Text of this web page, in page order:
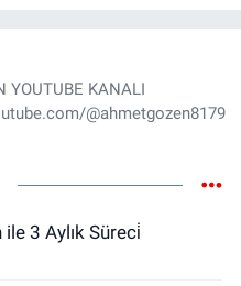
YOUTUBE KANALI
@ahmetgozen8179
3 Aylık Süreci̇